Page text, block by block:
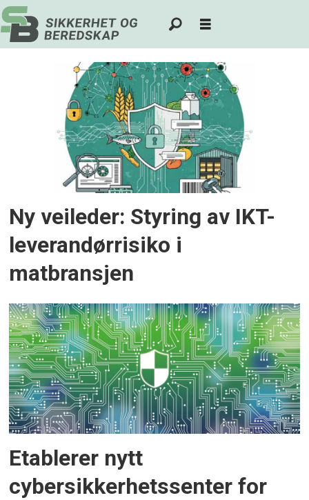
datasikkerhet
Ny veileder: Styring av IKT-
leverandørrisiko i
matbransjen
Etablerer nytt
cybersikkerhetssenter for